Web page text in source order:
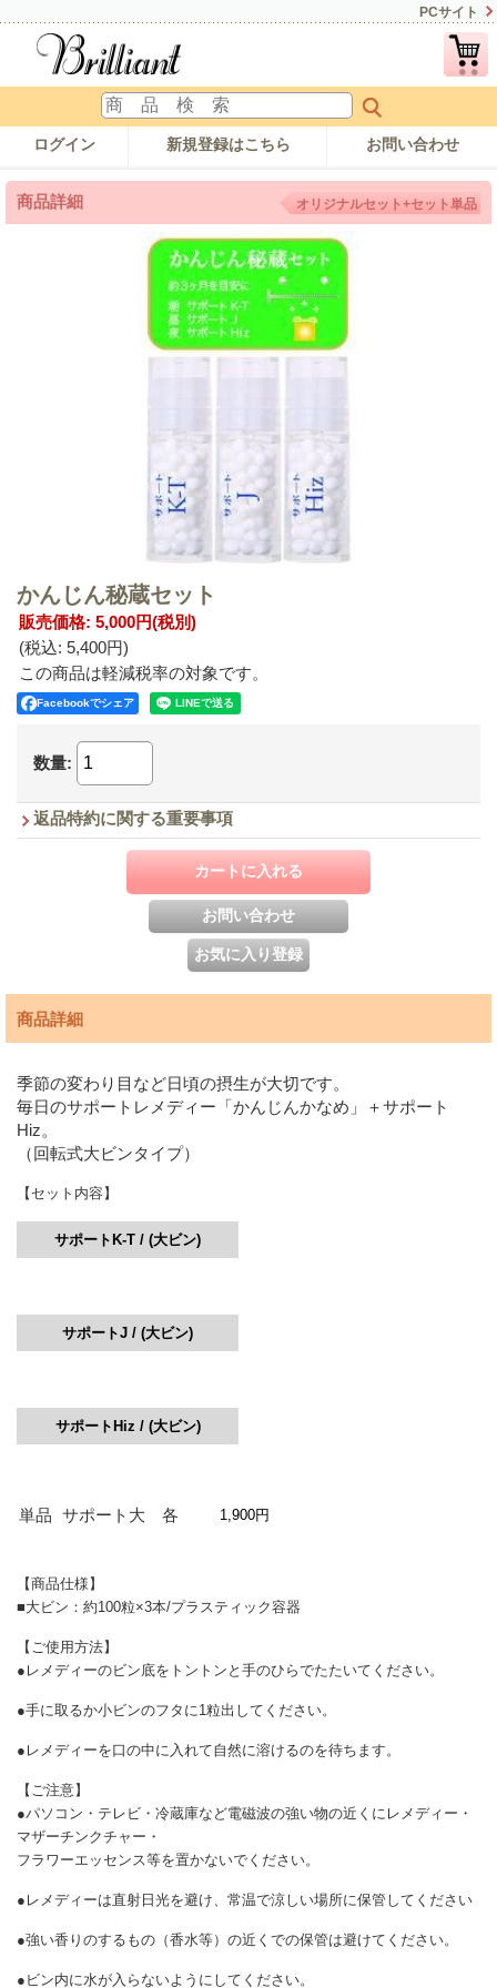
PCサイト
ログイン 新規登録はこちら お問い合わせ
商品詳細 オリジナルセット+セット単品
かんじん秘蔵セット
販売価格: 5,000円(税別)
(税込: 5,400円)
この商品は軽減税率の対象です。
Facebookでシェア
数量:
返品特約に関する重要事項
商品詳細
季節の変わり目など日頃の摂生が大切です。
毎日のサポートレメディー「かんじんかなめ」＋サポート
Hiz。
（回転式大ビンタイプ）
【セット内容】
サポートK-T / (大ビン)
サポートJ / (大ビン)
サポートHiz / (大ビン)
単品 サポート大 各 1,900円
【商品仕様】
■大ビン：約100粒×3本/プラスティック容器
【ご使用方法】
●レメディーのビン底をトントンと手のひらでたたいてください。
●手に取るか小ビンのフタに1粒出してください。
●レメディーを口の中に入れて自然に溶けるのを待ちます。
【ご注意】
●パソコン・テレビ・冷蔵庫など電磁波の強い物の近くにレメディー・
マザーチンクチャー・
フラワーエッセンス等を置かないでください。
●レメディーは直射日光を避け、常温で涼しい場所に保管してください
●強い香りのするもの（香水等）の近くでの保管は避けてください。
●ビン内に水が入らないようにしてください。